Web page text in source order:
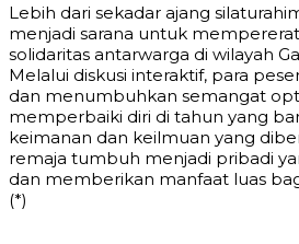
Lebih dari sekadar ajang
menjadi sarana untuk
solidaritas antarwarga di wilayah
Melalui diskusi interaktif, para
dan menumbuhkan semangat
memperbaiki diri di tahun yang
keimanan dan keilmuan yang
remaja tumbuh menjadi pribadi
dan memberikan manfaat luas
(*)